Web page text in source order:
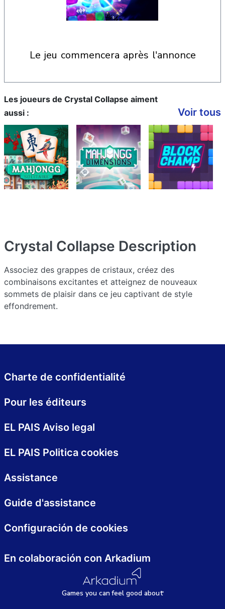
le jeu commencera après l'annonce
Les joueurs de Crystal Collapse aiment
aussi :
Voir tous
Crystal Collapse Description
Associez des grappes de cristaux, créez des
combinaisons excitantes et atteignez de nouveaux
sommets de plaisir dans ce jeu captivant de style
effondrement.
En colaboración con Arkadium
Games you canfeel good about
Charte de confidentialité
EL PAIS Aviso legal
Assistance
Pour les éditeurs
EL PAIS Politica cookies
Guide d'assistance
Configuración de cookies